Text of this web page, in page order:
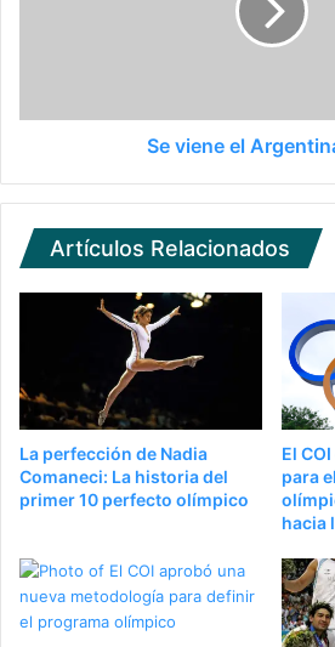
Se viene el
Artículos Relacionados
La perfección de Nadia
Comaneci: La historia del
primer 10 perfecto olímpico
El
para
hacia